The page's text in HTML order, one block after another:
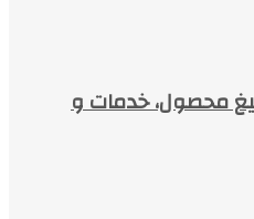
محصول، خدمات و